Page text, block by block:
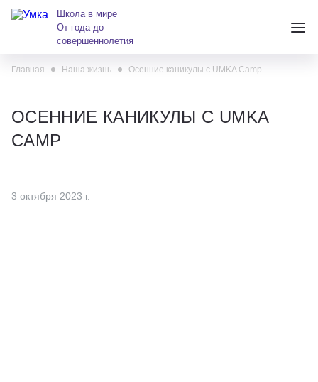
Школа в мире
От года до
совершеннолетия
andreeva@krasumka.ru
Главная Наша жизнь Осенние каникулы с UMKA Camp
ОСЕННИЕ КАНИКУЛЫ С UMKA
CAMP
3 октября 2023 г.